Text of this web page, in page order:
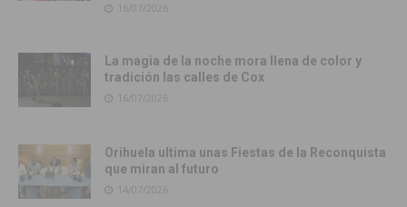
16/07/2026
La magia de la noche mora llena de color y
tradición las calles de Cox
16/07/2026
Orihuela ultima unas Fiestas de la Reconquista
que miran al futuro
14/07/2026